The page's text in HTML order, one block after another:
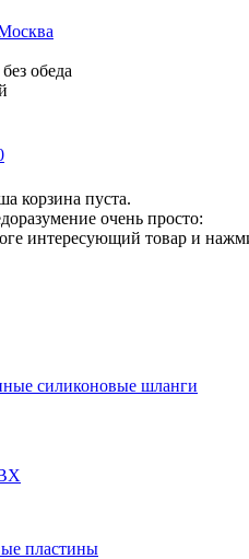
обеда
корзина пуста.
очень просто:
интересующий товар и
силиконовые шланги
пластины